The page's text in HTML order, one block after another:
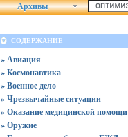
Архивы
СОДЕРЖАНИЕ
» Авиация
» Космонавтика
» Военное дело
» Чрезвычайные ситуации
» Оказание медицинской помощи
» Оружие